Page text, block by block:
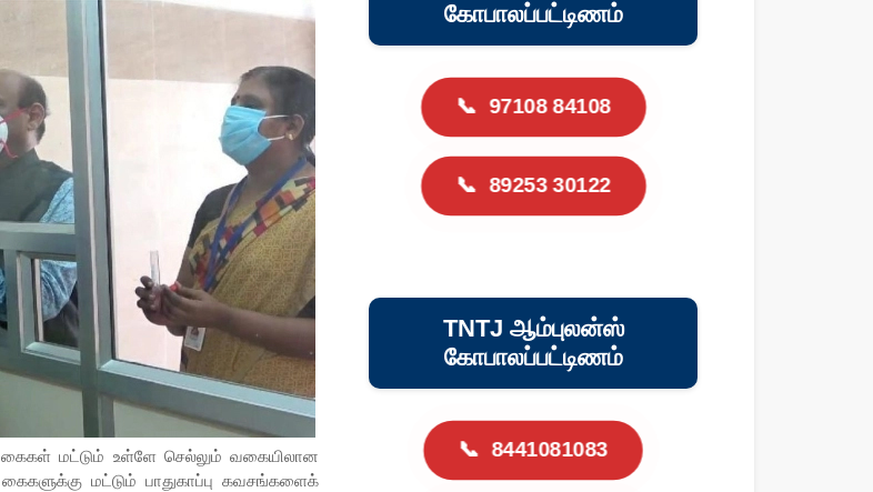
மட்டும் உள்ளே செல்லும் வகையிலான
மட்டும் பாதுகாப்பு கவசங்களைக்
கோபாலப்பட்டிணம்
📞 97108 84108
📞 89253 30122
TNTJ ஆம்புலன்ஸ்
கோபாலப்பட்டிணம்
📞 8441081083